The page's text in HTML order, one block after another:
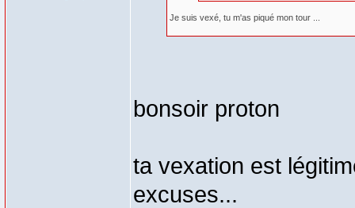
Je suis vexé, tu m'as piqué mon tour ...
bonsoir proton
ta vexation est
excuses...